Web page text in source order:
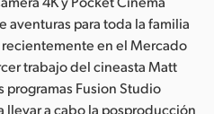
aventuras para toda la familia
en el Mercado
trabajo del cineasta Matt
Fusion Studio
llevar a cabo la posproducción